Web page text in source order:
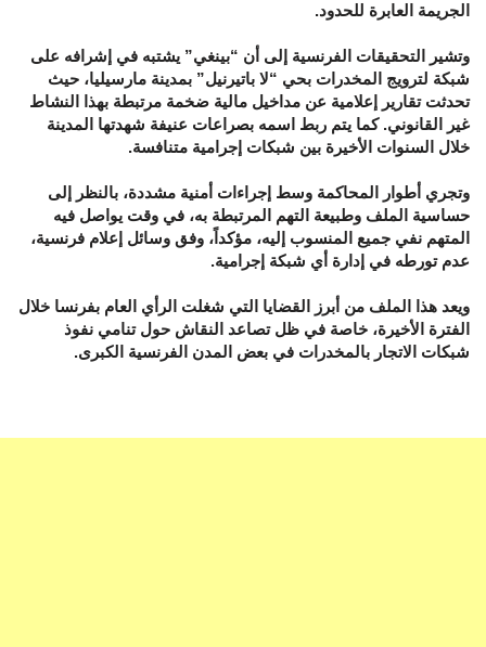
الجريمة العابرة للحدود.
وتشير التحقيقات الفرنسية إلى أن “بينغي” يشتبه في إشرافه على
شبكة لترويج المخدرات بحي “لا باتيرنيل” بمدينة مارسيليا، حيث
تحدثت تقارير إعلامية عن مداخيل مالية ضخمة مرتبطة بهذا النشاط
غير القانوني. كما يتم ربط اسمه بصراعات عنيفة شهدتها المدينة
خلال السنوات الأخيرة بين شبكات إجرامية متنافسة.
وتجري أطوار المحاكمة وسط إجراءات أمنية مشددة، بالنظر إلى
حساسية الملف وطبيعة التهم المرتبطة به، في وقت يواصل فيه
المتهم نفي جميع المنسوب إليه، مؤكداً، وفق وسائل إعلام فرنسية،
عدم تورطه في إدارة أي شبكة إجرامية.
ويعد هذا الملف من أبرز القضايا التي شغلت الرأي العام بفرنسا خلال
الفترة الأخيرة، خاصة في ظل تصاعد النقاش حول تنامي نفوذ
شبكات الاتجار بالمخدرات في بعض المدن الفرنسية الكبرى.